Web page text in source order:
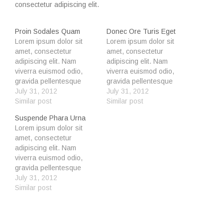
consectetur adipiscing elit.
Proin Sodales Quam
Lorem ipsum dolor sit
amet, consectetur
adipiscing elit. Nam
viverra euismod odio,
gravida pellentesque
urna varius vitae. Sed dui
lorem, adipiscing in
nec metus. Mauris
ultricies, justo eu
convallis placerat, felis
enim ornare nisi, vitae
mattis nulla ante id dui. Ut
lectus purus, commodo et
tincidunt vel,…
July 31, 2012
Similar post
Donec Ore Turis Eget
Lorem ipsum dolor sit
amet, consectetur
adipiscing elit. Nam
viverra euismod odio,
gravida pellentesque
urna varius vitae. Sed dui
lorem, adipiscing in
July 31, 2012
Similar post
Suspende Phara Urna
Lorem ipsum dolor sit
amet, consectetur
adipiscing elit. Nam
viverra euismod odio,
gravida pellentesque
urna varius vitae. Sed dui
lorem, adipiscing in
July 31, 2012
Similar post